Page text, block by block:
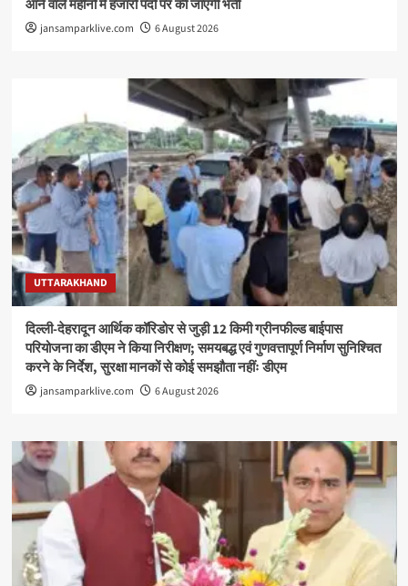
आने वाले महीनों में हजारों पदों पर की जाएगी भर्ती
jansamparklive.com 6 August 2026
UTTARAKHAND
दिल्ली-देहरादून आर्थिक कॉरिडोर से जुड़ी 12 किमी ग्रीनफील्ड बाईपास
परियोजना का डीएम ने किया निरीक्षण; समयबद्ध एवं गुणवत्तापूर्ण निर्माण सुनिश्चित
करने के निर्देश, सुरक्षा मानकों से कोई समझौता नहींः डीएम
jansamparklive.com 6 August 2026